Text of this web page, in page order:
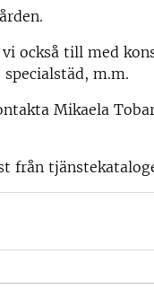
också till med
m.m.
Mikaela
från